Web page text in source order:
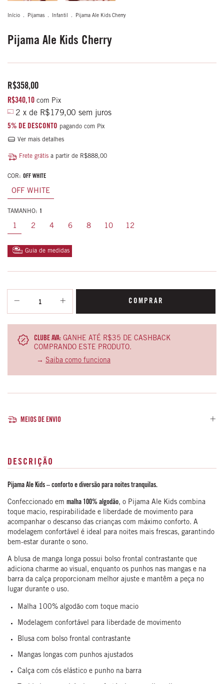
Início . Pijamas . Infantil . Pijama Ale Kids Cherry
Pijama Ale Kids Cherry
R$358,00
R$340,10 com Pix
2 x de R$179,00 sem juros
5% DE DESCONTO pagando com Pix
Ver mais detalhes
Frete grátis a partir de R$888,00
COR: OFF WHITE
OFF WHITE
TAMANHO:
1 2 4 6 8 10 12
Guia de medidas
CLUBE AVA: GANHE ATÉ R$35 DE CASHBACK
COMPRANDO ESTE PRODUTO.
→ Saiba como funciona
MEIOS DE ENVIO
DESCRIÇÃO
Pijama Ale Kids – conforto e diversão para noites tranquilas.
Confeccionado em malha 100% algodão, o Pijama Ale Kids combina
toque macio, respirabilidade e liberdade de movimento para
acompanhar o descanso das crianças com máximo conforto. A
modelagem confortável é ideal para noites mais frescas, garantindo
bem-estar durante o sono.
A blusa de manga longa possui bolso frontal contrastante que
adiciona charme ao visual, enquanto os punhos nas mangas e na
barra da calça proporcionam melhor ajuste e mantêm a peça no
lugar durante o uso.
Malha 100% algodão com toque macio
Modelagem confortável para liberdade de movimento
Blusa com bolso frontal contrastante
Mangas longas com punhos ajustados
Calça com cós elástico e punho na barra